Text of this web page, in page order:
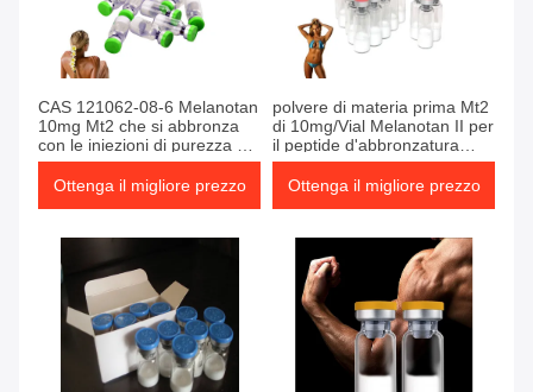
CAS 121062-08-6 Melanotan
10mg Mt2 che si abbronza
con le iniezioni di purezza di
99%
Ottenga il migliore prezzo
polvere di materia prima Mt2
di 10mg/Vial Melanotan II per
il peptide d'abbronzatura
della pelle
Ottenga il migliore prezzo